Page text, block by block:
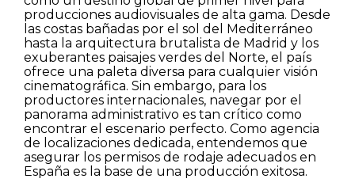
producciones audiovisuales de alta gama. Desde
las costas bañadas por el sol del Mediterráneo
hasta la arquitectura brutalista de Madrid y los
exuberantes paisajes verdes del Norte, el país
ofrece una paleta diversa para cualquier visión
cinematográfica. Sin embargo, para los
productores internacionales, navegar por el
panorama administrativo es tan crítico como
encontrar el escenario perfecto. Como agencia
de localizaciones dedicada, entendemos que
asegurar los permisos de rodaje adecuados en
España es la base de una producción exitosa.